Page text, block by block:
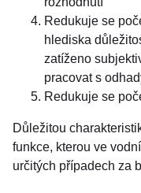
Redukuje se
hlediska
zatíženo
pracovat s
Redukuje se
Důležitou
funkce, kterou ve
určitých případech za